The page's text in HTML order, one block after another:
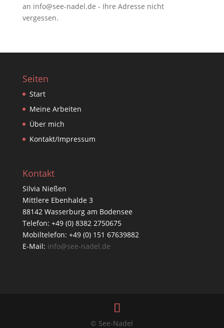
an info@see-nadel.de - Ihre Adresse nicht
vergessen.
Seiten
Start
Meine Arbeiten
Über mich
Kontakt/Impressum
Kontakt
Silvia Nießen
Mittlere Ebenhalde 3
88142 Wasserburg am Bodensee
Telefon: +49 (0) 8382 2750675
Mobiltelefon: +49 (0) 151 67639882
E-Mail: info@see-nadel.de
© See-Nadel